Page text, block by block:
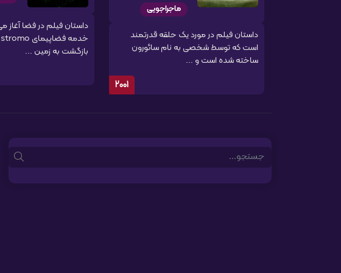
ماجراجویی
داستان فیلم در مورد یک حلقه قدرتمند
است که توسط شخصی به نام سائورون
ساخته شده است و ...
2001
داستان فیلم در فضا آغاز
بازگشت به زمین ...
Search